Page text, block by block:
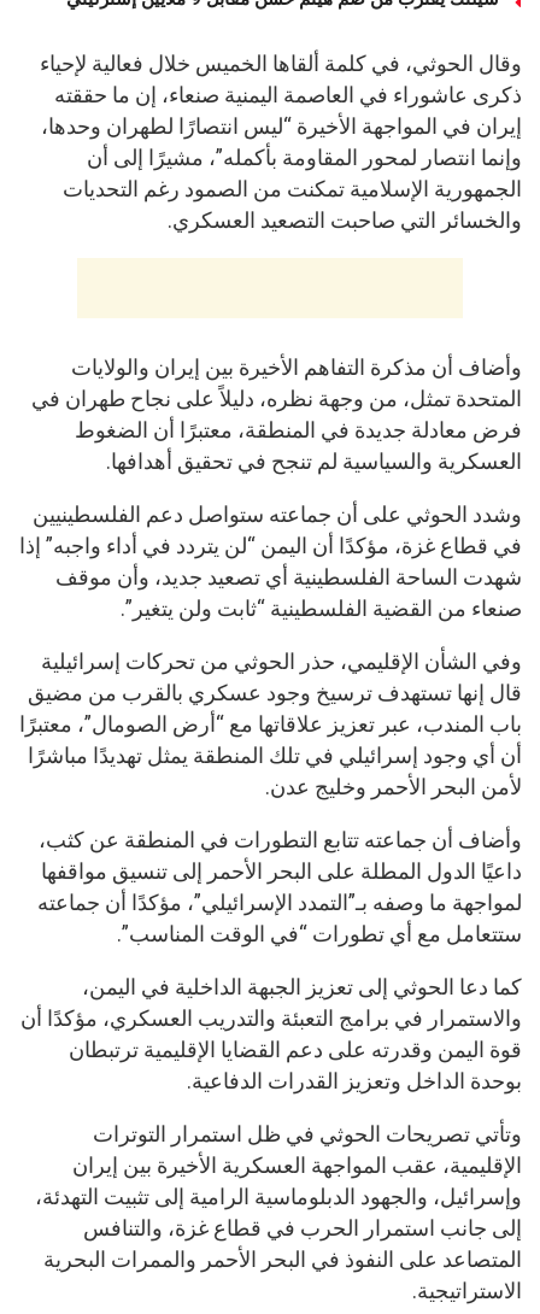
وقال الحوثي، في كلمة ألقاها الخميس خلال فعالية لإحياء
ذكرى عاشوراء في العاصمة اليمنية صنعاء، إن ما حققته
إيران في المواجهة الأخيرة “ليس انتصارًا لطهران وحدها،
وإنما انتصار لمحور المقاومة بأكمله”، مشيرًا إلى أن
الجمهورية الإسلامية تمكنت من الصمود رغم التحديات
والخسائر التي صاحبت التصعيد العسكري.
وأضاف أن مذكرة التفاهم الأخيرة بين إيران والولايات
المتحدة تمثل، من وجهة نظره، دليلاً على نجاح طهران في
فرض معادلة جديدة في المنطقة، معتبرًا أن الضغوط
العسكرية والسياسية لم تنجح في تحقيق أهدافها.
وشدد الحوثي على أن جماعته ستواصل دعم الفلسطينيين
في قطاع غزة، مؤكدًا أن اليمن “لن يتردد في أداء واجبه” إذا
شهدت الساحة الفلسطينية أي تصعيد جديد، وأن موقف
صنعاء من القضية الفلسطينية “ثابت ولن يتغير”.
وفي الشأن الإقليمي، حذر الحوثي من تحركات إسرائيلية
قال إنها تستهدف ترسيخ وجود عسكري بالقرب من مضيق
باب المندب، عبر تعزيز علاقاتها مع “أرض الصومال”، معتبرًا
أن أي وجود إسرائيلي في تلك المنطقة يمثل تهديدًا مباشرًا
لأمن البحر الأحمر وخليج عدن.
وأضاف أن جماعته تتابع التطورات في المنطقة عن كثب،
داعيًا الدول المطلة على البحر الأحمر إلى تنسيق مواقفها
لمواجهة ما وصفه بـ”التمدد الإسرائيلي”، مؤكدًا أن جماعته
ستتعامل مع أي تطورات “في الوقت المناسب”.
كما دعا الحوثي إلى تعزيز الجبهة الداخلية في اليمن،
والاستمرار في برامج التعبئة والتدريب العسكري، مؤكدًا أن
قوة اليمن وقدرته على دعم القضايا الإقليمية ترتبطان
بوحدة الداخل وتعزيز القدرات الدفاعية.
وتأتي تصريحات الحوثي في ظل استمرار التوترات
الإقليمية، عقب المواجهة العسكرية الأخيرة بين إيران
وإسرائيل، والجهود الدبلوماسية الرامية إلى تثبيت التهدئة،
إلى جانب استمرار الحرب في قطاع غزة، والتنافس
المتصاعد على النفوذ في البحر الأحمر والممرات البحرية
الاستراتيجية.